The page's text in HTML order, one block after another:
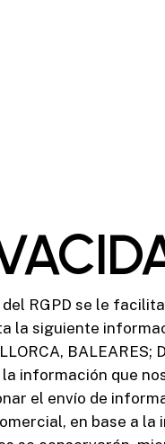
RGPD se le
la siguiente
la información que
el envío de
en base a